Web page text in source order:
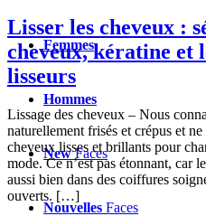
Femmes
Hommes
NewFaces
Nouvelles Faces
Lisser les cheveux :
cheveux, kératine et
lisseurs
Lissage des cheveux – Nous
naturellement frisés et crépus et
cheveux lisses et brillants pour
mode. Ce n’est pas étonnant, car
aussi bien dans des coiffures
ouverts. […]